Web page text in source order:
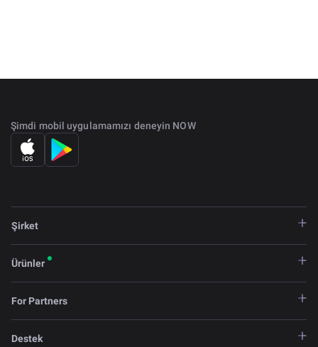
Şimdi mobil uygulamamızı deneyin NOW
Şirket
Ürünler
For Partners
Destek